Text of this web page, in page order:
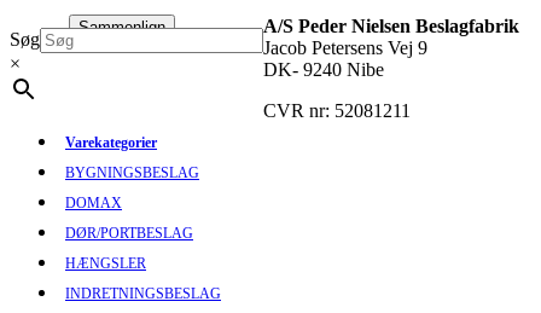
Sammenlign
Søg
×
Varekategorier
BYGNINGSBESLAG
DOMAX
DØR/PORTBESLAG
HÆNGSLER
INDRETNINGSBESLAG
A/S Peder Nielsen Beslagfabrik
Jacob Petersens Vej 9
DK- 9240 Nibe
CVR nr: 52081211